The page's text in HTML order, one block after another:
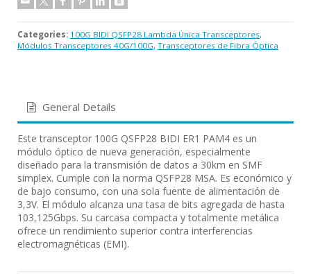
Categories: 100G BIDI QSFP28 Lambda Única Transceptores,
Módulos Transceptores 40G/100G, Transceptores de Fibra Óptica
General Details
Este transceptor 100G QSFP28 BIDI ER1 PAM4 es un
módulo óptico de nueva generación, especialmente
diseñado para la transmisión de datos a 30km en SMF
simplex. Cumple con la norma QSFP28 MSA. Es económico y
de bajo consumo, con una sola fuente de alimentación de
3,3V. El módulo alcanza una tasa de bits agregada de hasta
103,125Gbps. Su carcasa compacta y totalmente metálica
ofrece un rendimiento superior contra interferencias
electromagnéticas (EMI).